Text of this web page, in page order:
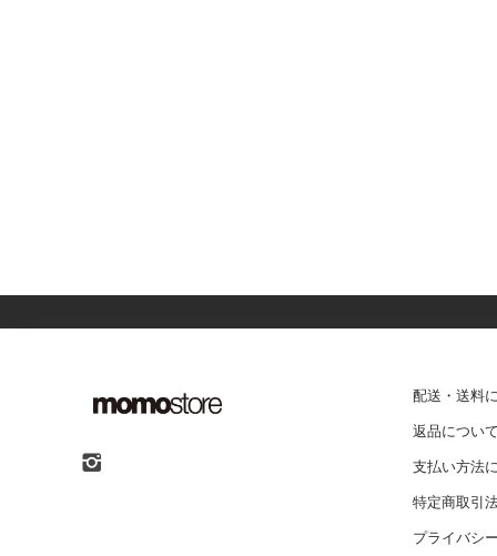
配送・送料
返品について
支払い方法
特定商取引
プライバシ